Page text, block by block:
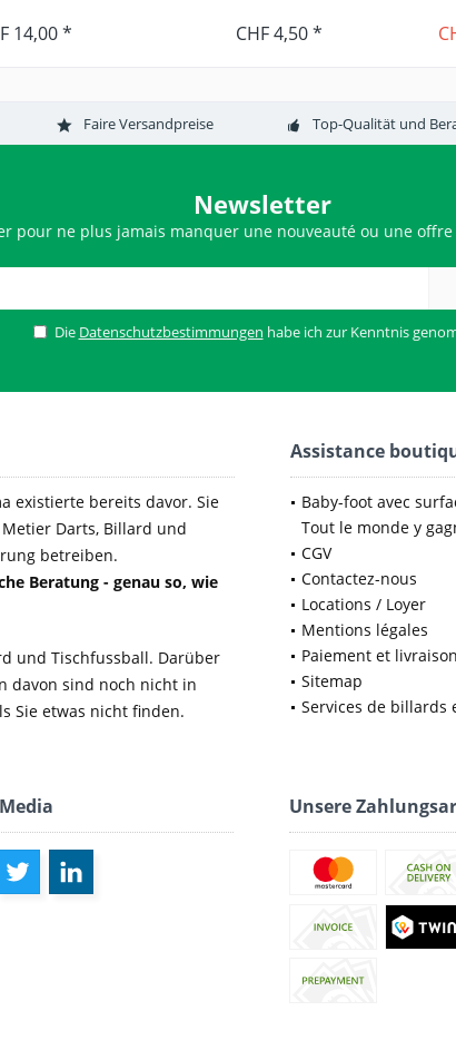
14,00 * CHF 4,50 *
Faire Versandpreise Top-Qualität und
Newsletter
pour ne plus jamais manquer une nouveauté ou une offre
Die Datenschutzbestimmungen habe ich zur Kenntnis
existierte bereits davor. Sie
Darts, Billard und
betreiben.
Beratung - genau so, wie
und Tischfussball. Darüber
davon sind noch nicht in
Sie etwas nicht finden.
Assistance
Baby-foot avec
Tout le monde y
CGV
Contactez-nous
Locations / Loyer
Mentions légales
Paiement et livraison
Sitemap
Services de billards
Unsere